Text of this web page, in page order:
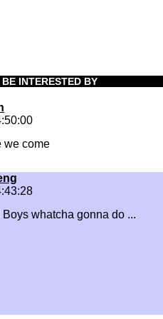
INTERESTED BY
we come
whatcha gonna do ...